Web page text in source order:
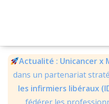
Actualité : Unicancer x
dans un partenariat
les infirmiers libéraux